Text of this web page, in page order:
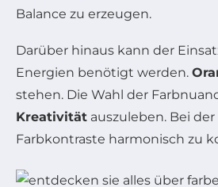
Balance zu erzeugen.
Darüber hinaus kann der
Energien benötigt werden.
stehen. Die Wahl der
Kreativität auszuleben. Bei
Farbkontraste harmonisch zu